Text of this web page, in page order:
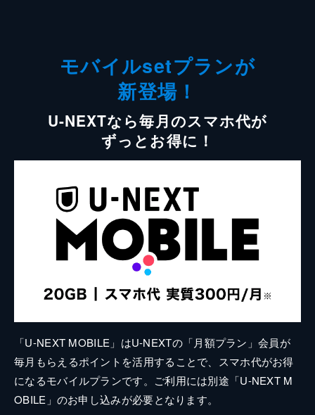
モバイルsetプランが
新登場！
U-NEXTなら毎月のスマホ代が
ずっとお得に！
「U-NEXT MOBILE」はU-NEXTの「月額プラン」会員が
毎月もらえるポイントを活用することで、スマホ代がお得
になるモバイルプランです。ご利用には別途「U-NEXT M
OBILE」のお申し込みが必要となります。